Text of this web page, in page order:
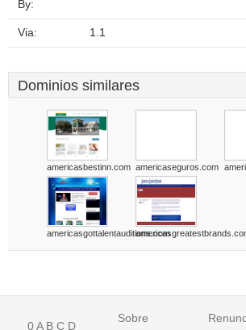
By:
Via: 1.1
Dominios similares
americasbestinn.com americaseguros.com
americasgottalentauditions.com
0A B C D
Sobre